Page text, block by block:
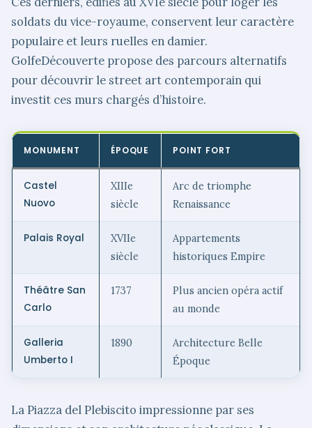
soldats du vice-royaume, conservent leur caractère
populaire et leurs ruelles en damier.
GolfeDécouverte propose des parcours alternatifs
pour découvrir le street art contemporain qui
investit ces murs chargés d’histoire.
MONUMENT ÉPOQUE POINT FORT
Castel
Nuovo
XIIIe
siècle
Arc de triomphe
Renaissance
Palais Royal
XVIIe
siècle
Appartements
historiques Empire
Théâtre San
Carlo
1737
Plus ancien opéra actif
au monde
Galleria
Umberto I
1890
Architecture Belle
Époque
La Piazza del Plebiscito impressionne par ses